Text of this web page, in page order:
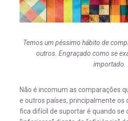
Temos um péssimo hábito de
outros. Engraçado como se
importado.
Não é incomum as comparações
e outros países, principalmente os
fica difícil de suportar é quando se